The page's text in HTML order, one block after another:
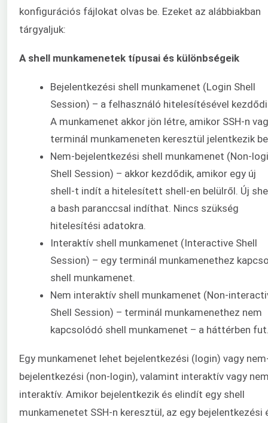
konfigurációs fájlokat olvas be. Ezeket az alábbiakban
tárgyaljuk:
A shell munkamenetek típusai és különbségeik
Bejelentkezési shell munkamenet (Login Shell
Session) – a felhasználó hitelesítésével
A munkamenet akkor jön létre, amikor SSH-n
terminál munkameneten keresztül jelentkezik
Nem-bejelentkezési shell munkamenet (Non-
Shell Session) – akkor kezdődik, amikor egy új
shell-t indít a hitelesített shell-en belülről. Új
a bash paranccsal indíthat. Nincs szükség
hitelesítési adatokra.
Interaktív shell munkamenet (Interactive Shell
Session) – egy terminál munkamenethez
shell munkamenet.
Nem interaktív shell munkamenet (Non-
Shell Session) – terminál munkamenethez nem
kapcsolódó shell munkamenet – a háttérben
Egy munkamenet lehet bejelentkezési (login) vagy
bejelentkezési (non-login), valamint interaktív vagy
interaktív. Amikor bejelentkezik és elindít egy shell
munkamenetet SSH-n keresztül, az egy bejelentkezési